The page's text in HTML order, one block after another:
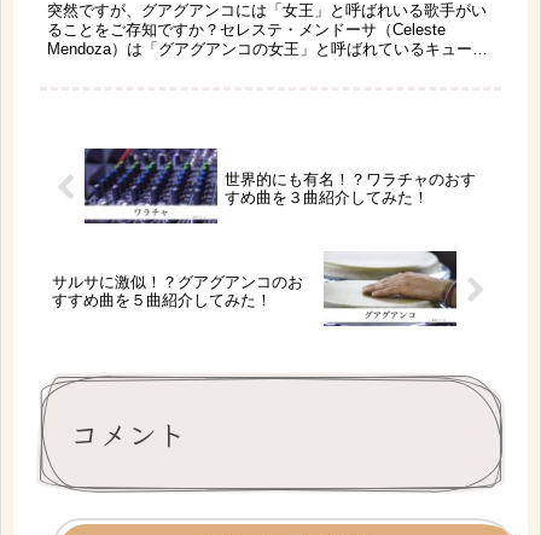
突然ですが、グアグアンコには「女王」と呼ばれいる歌手がい
ることをご存知ですか？セレステ・メンドーサ（Celeste
Mendoza）は「グアグアンコの女王」と呼ばれているキューバ
世界的にも有名！？ワラチャのおす
すめ曲を３曲紹介してみた！
サルサに激似！？グアグアンコのお
すすめ曲を５曲紹介してみた！
コメント